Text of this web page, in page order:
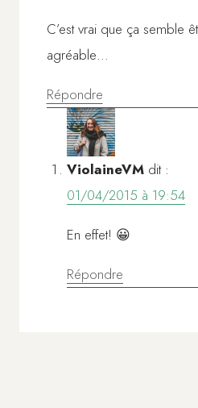
C’est vrai que ça semble
agréable…
Répondre
ViolaineVM dit :
01/04/2015 à 19:54
En effet! 😀
Répondre